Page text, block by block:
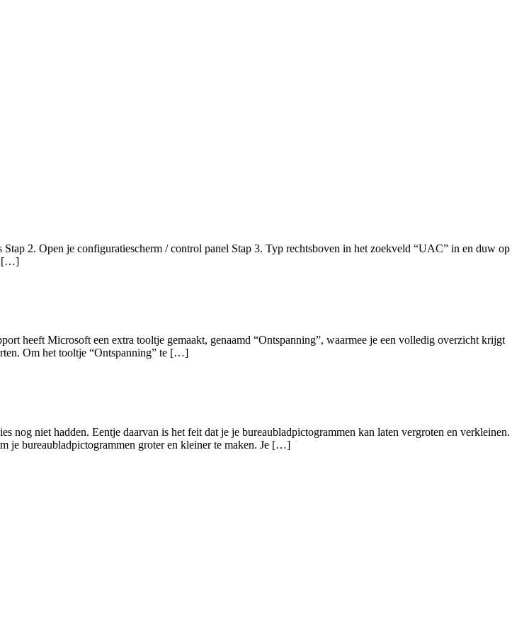
2. Open je configuratiescherm / control panel Stap 3. Typ rechtsboven in het zoekveld “UAC” in en duw op
[…]
heeft Microsoft een extra tooltje gemaakt, genaamd “Ontspanning”, waarmee je een volledig overzicht krijgt
Om het tooltje “Ontspanning” te […]
nog niet hadden. Eentje daarvan is het feit dat je je bureaubladpictogrammen kan laten vergroten en verkleinen.
je bureaubladpictogrammen groter en kleiner te maken. Je […]